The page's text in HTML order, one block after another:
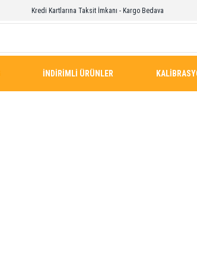
Kredi Kartlarına Taksit İmkanı - Kargo Bedava
İNDİRİMLİ ÜRÜNLER